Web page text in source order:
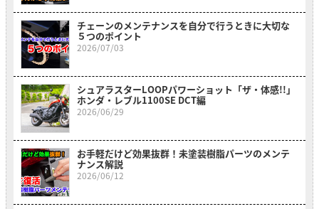
チェーンのメンテナンスを自分で行うときに大切な
５つのポイント
2026/07/03
シュアラスターLOOPパワーショット「ザ・体感!!」
ホンダ・レブル1100SE DCT編
2026/06/29
お手軽だけど効果抜群！未塗装樹脂パーツのメンテ
ナンス解説
2026/06/12